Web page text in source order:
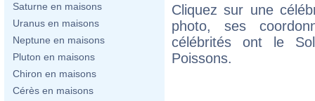
Saturne en maisons
Uranus en maisons
Neptune en maisons
Pluton en maisons
Chiron en maisons
Cérès en maisons
Cliquez sur une
photo, ses
célébrités ont le
Poissons.